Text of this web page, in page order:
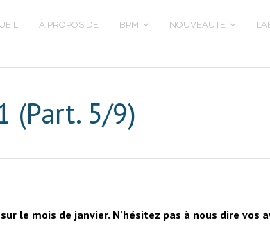
À PROPOS DE BPM NOUVEAUTE
(Part. 5/9)
le mois de janvier. N’hésitez pas à nous dire vos